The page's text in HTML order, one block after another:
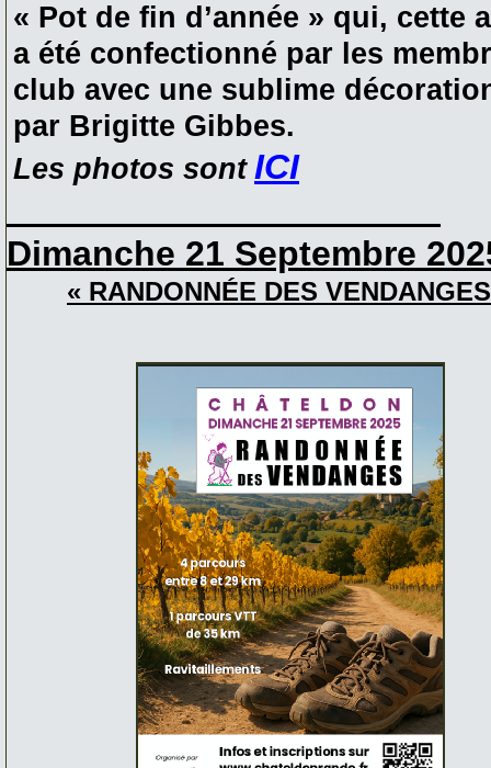
« Pot de fin d’année » qui, cette
a été confectionné par les
club avec une sublime
par Brigitte Gibbes.
Les photos sont ICI
Dimanche 21 Septembre
« RANDONNÉE DES